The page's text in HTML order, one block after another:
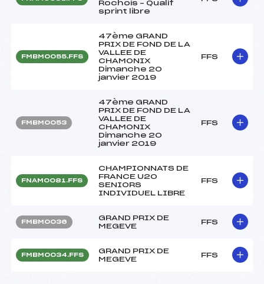
Rochois – Qualif
sprint libre
FMBM0055.FFS
47ème GRAND
PRIX DE FOND DE LA
VALLEE DE
CHAMONIX
Dimanche 20
janvier 2019
FFS
FMBM0053
47ème GRAND
PRIX DE FOND DE LA
VALLEE DE
CHAMONIX
Dimanche 20
janvier 2019
FFS
FNAM0081.FFS
CHAMPIONNATS DE
FRANCE U20
SENIORS
INDIVIDUEL LIBRE
FFS
FMBM0036
GRAND PRIX DE
MEGEVE
FFS
FMBM0034.FFS
GRAND PRIX DE
MEGEVE
FFS